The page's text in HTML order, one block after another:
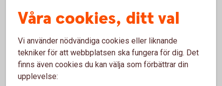
eller registrerad partner med företagaren.
Närstående – förälder/barn
En person som är verksam i företaget och är barn, barnbarn
eller förälder till företagaren.
Våra cookies, ditt val
Vi använder nödvändiga cookies eller liknande
tekniker för att webbplatsen ska fungera för dig. Det
finns även cookies du kan välja som förbättrar din
upplevelse: